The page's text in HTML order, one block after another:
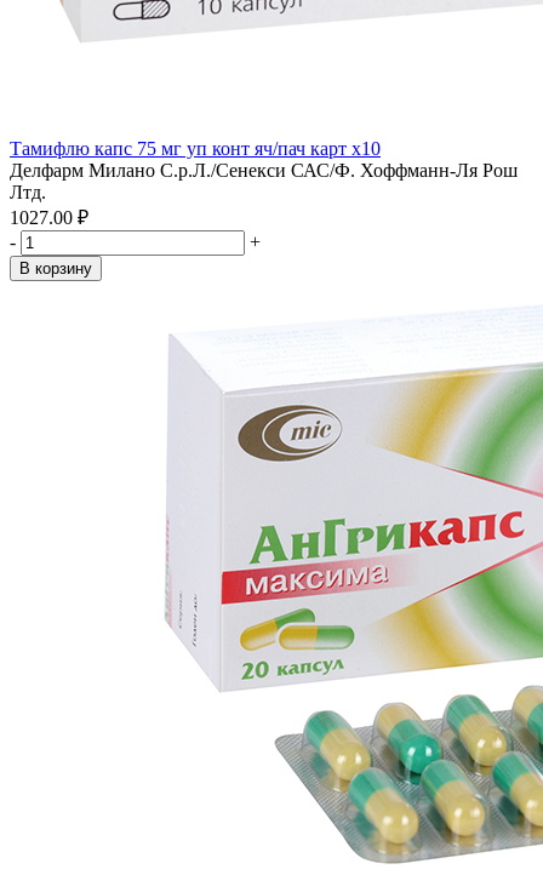
Тамифлю капс 75 мг уп конт яч/пач карт x10
Делфарм Милано С.р.Л./Сенекси САС/Ф. Хоффманн-Ля Рош
Лтд.
1027.00 ₽
-
+
В корзину